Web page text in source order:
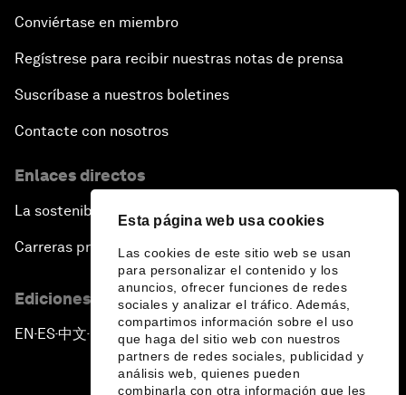
Esta página web usa cookies
Las cookies de este sitio web se usan
para personalizar el contenido y los
anuncios, ofrecer funciones de redes
sociales y analizar el tráfico. Además,
compartimos información sobre el uso
que haga del sitio web con nuestros
partners de redes sociales, publicidad y
análisis web, quienes pueden
combinarla con otra información que les
Conviértase en miembro
Regístrese para recibir nuestras notas de prensa
Suscríbase a nuestros boletines
Contacte con nosotros
Enlaces directos
La sostenibilidad en el Foro
Carreras profesionales
Ediciones en otros idiomas
EN ▪ES▪中文▪ 日本語